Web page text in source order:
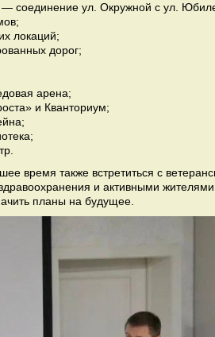
— соединение ул. Окружной с ул.
локаций;
дорог;
арена;
и Кванториум;
время также встретиться с
и активными
планы на будущее.